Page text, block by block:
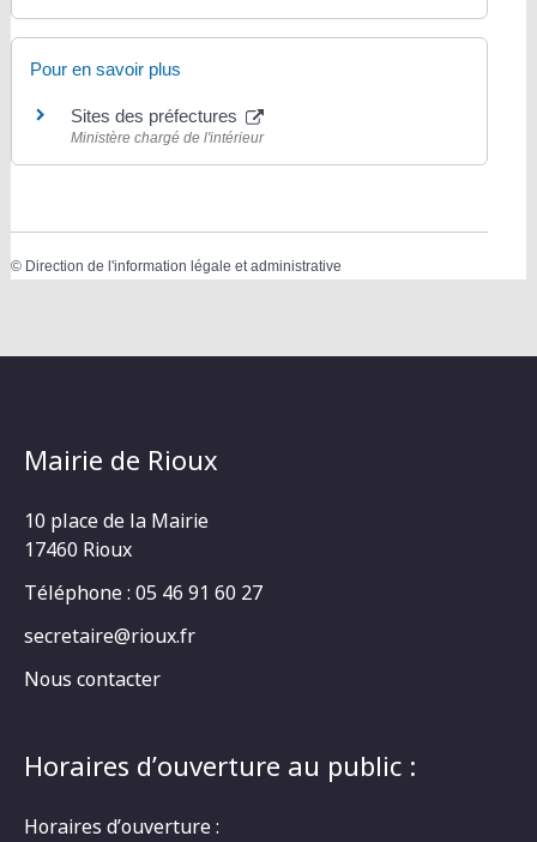
Pour en savoir plus
Sites des préfectures
Ministère chargé de l'intérieur
© Direction de l'information légale et administrative
Mairie de Rioux
10 place de la Mairie
17460 Rioux
Téléphone : 05 46 91 60 27
secretaire@rioux.fr
Nous contacter
Horaires d’ouverture au public :
Horaires d’ouverture :